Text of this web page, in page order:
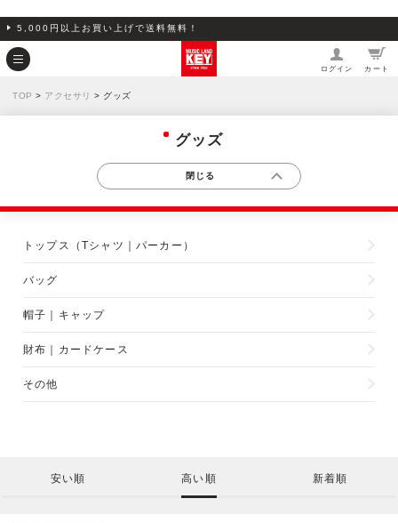
5,000円以上お買い上げで送料無料！
ログイン カート
TOP > アクセサリ > グッズ
グッズ
トップス（Tシャツ｜パーカー）
バッグ
帽子｜キャップ
財布｜カードケース
その他
安い順 高い順 新着順